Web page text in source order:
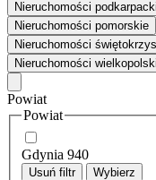
Nieruchomości
Nieruchomości pomorskie
Nieruchomości
Nieruchomości
Powiat
Powiat
Gdynia 940
Usuń filtr Wybierz